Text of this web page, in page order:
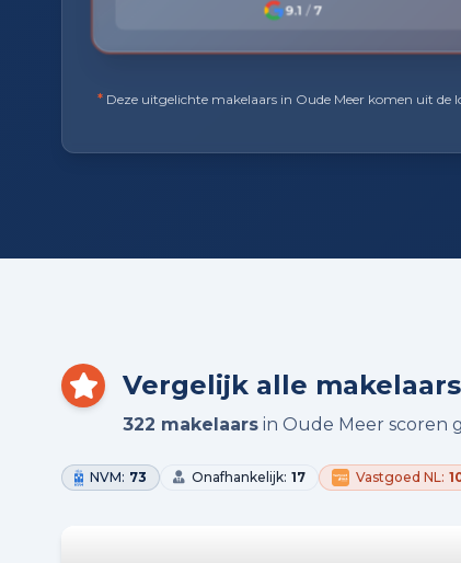
9.1 / 7
*Deze uitgelichte makelaars in Oude Meer komen uit de
Vergelijk alle
322 makelaars in Oude Meer scoren
NVM: 73 Onafhankelijk: 17 Vastgoed NL: